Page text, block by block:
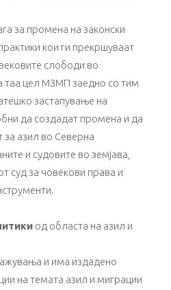
за промена на законски
кои ги прекршуваат
слободи во
таа цел МЗМП заедно со тим
застапување на
да создадат промена и да
за азил во Северна
и судовите во земјава,
суд за човекови права и
од областа на азил и
и има издадено
на темата азил и миграции